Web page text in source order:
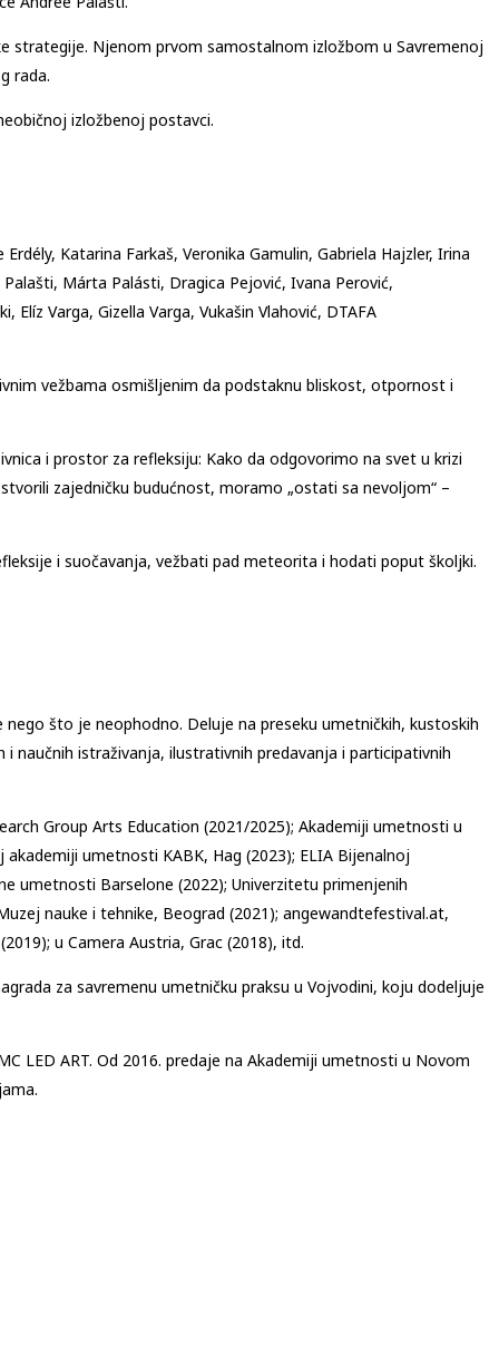
strategije. Njenom prvom samostalnom izložbom u Savremenoj
rada.
izložbenoj postavci.
Katarina Farkaš, Veronika Gamulin, Gabriela Hajzler, Irina
Márta Palásti, Dragica Pejović, Ivana Perović,
Varga, Gizella Varga, Vukašin Vlahović, DTAFA
vežbama osmišljenim da podstaknu bliskost, otpornost i
i prostor za refleksiju: Kako da odgovorimo na svet u krizi
zajedničku budućnost, moramo „ostati sa nevoljom“ –
i suočavanja, vežbati pad meteorita i hodati poput školjki.
što je neophodno. Deluje na preseku umetničkih, kustoskih
naučnih istraživanja, ilustrativnih predavanja i participativnih
Group Arts Education (2021/2025); Akademiji umetnosti u
umetnosti KABK, Hag (2023); ELIA Bijenalnoj
umetnosti Barselone (2022); Univerzitetu primenjenih
nauke i tehnike, Beograd (2021); angewandtefestival.at,
u Camera Austria, Grac (2018), itd.
za savremenu umetničku praksu u Vojvodini, koju dodeljuje
LED ART. Od 2016. predaje na Akademiji umetnosti u Novom